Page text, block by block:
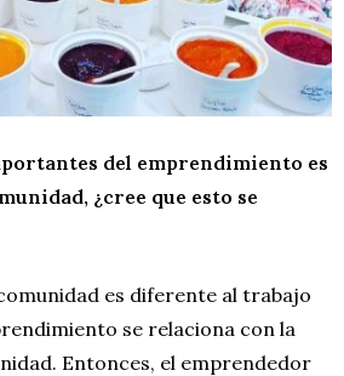
del emprendimiento es
¿cree que esto se
es diferente al trabajo
se relaciona con la
Entonces, el emprendedor